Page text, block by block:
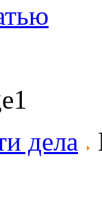
дела